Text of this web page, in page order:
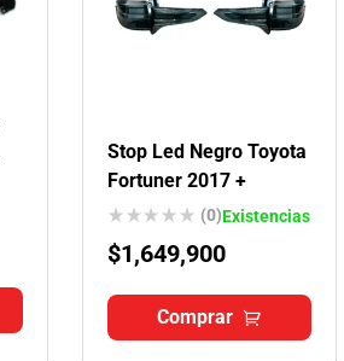
Stop Led Negro Toyota
Fortuner 2017 +
(0)Existencias
$1,649,900
Comprar